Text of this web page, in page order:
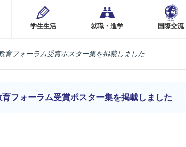
学生生活 就職・進学 国際交流
育フォーラム受賞ポスター集を掲載しました
フォーラム受賞ポスター集を掲載しました